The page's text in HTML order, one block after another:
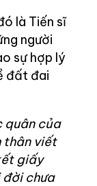
là Tiến sĩ
người
sự hợp lý
đất đai
quân của
thân viết
giấy
chưa